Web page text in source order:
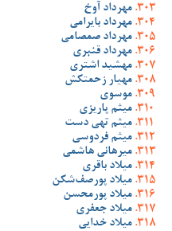
مهرداد آوخ
مهرداد بایرامی
مهرداد صمصامی
مهرداد قنبری
مهشید اشتری
مهیار زحمتکش
موسوی
میثم پاریزی
میثم تهی دست
میثم فردوسی
میرهانی هاشمی
میلاد باقری
میلاد پورصف‌شکن
میلاد پورمحسن
میلاد جعفری
میلاد خدایی